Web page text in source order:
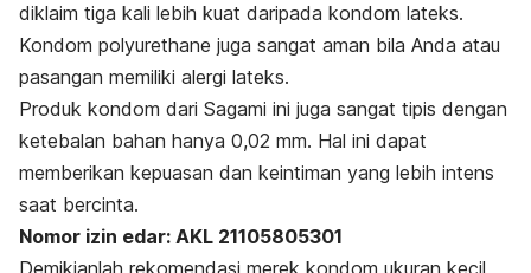
diklaim tiga kali lebih kuat daripada kondom lateks.
Kondom polyurethane juga sangat aman bila Anda atau
pasangan memiliki alergi lateks.
Produk kondom dari Sagami ini juga sangat tipis dengan
ketebalan bahan hanya 0,02 mm. Hal ini dapat
memberikan kepuasan dan keintiman yang lebih intens
saat bercinta.
Nomor izin edar: AKL 21105805301